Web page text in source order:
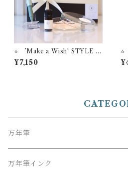
⭐️ ’Make a Wish' STYLE O
F LABオリジナル アロマソ
ルトディフューザー ＋【お名
¥7,150
万年筆
万年筆インク